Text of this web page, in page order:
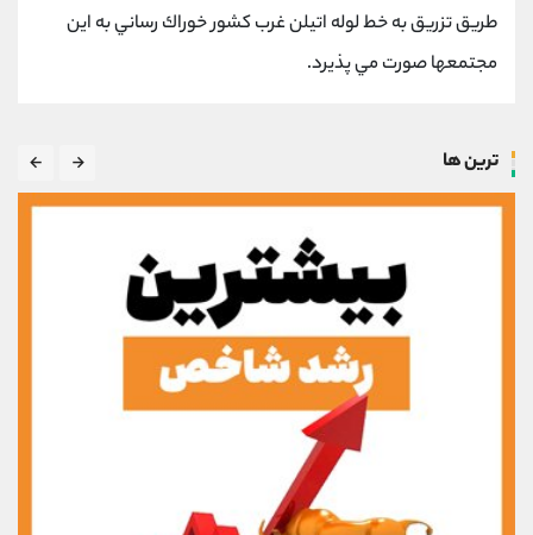
طريق تزريق به خط لوله اتيلن غرب كشور خوراك رساني به اين
مجتمعها صورت مي پذيرد.
ترین ها